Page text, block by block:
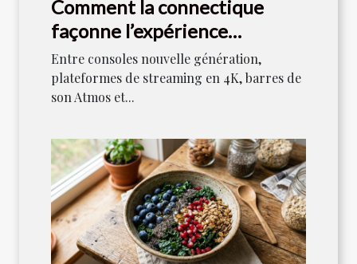
Comment la connectique
façonne l’expérience
audiovisuelle moderne
Entre consoles nouvelle génération,
plateformes de streaming en 4K, barres de
son Atmos et...